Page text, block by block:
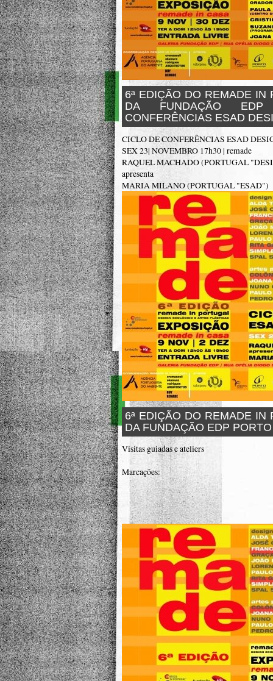
6ª EDIÇÃO DO REMADE IN
DA FUNDAÇÃO
CONFERÊNCIAS ESAD
CICLO DE CONFERÊNCIAS ESAD
SEX 23| NOVEMBRO 17h30 | remade
RAQUEL MACHADO (PORTUGAL
apresenta
MARIA MILANO (PORTUGAL "ESAD")
6ª EDIÇÃO DO REMADE IN
DA FUNDAÇÃO EDP
Visitas guiadas e ateliers
Marcações: